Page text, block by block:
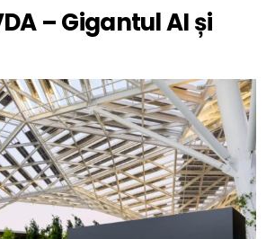
– Gigantul AI și